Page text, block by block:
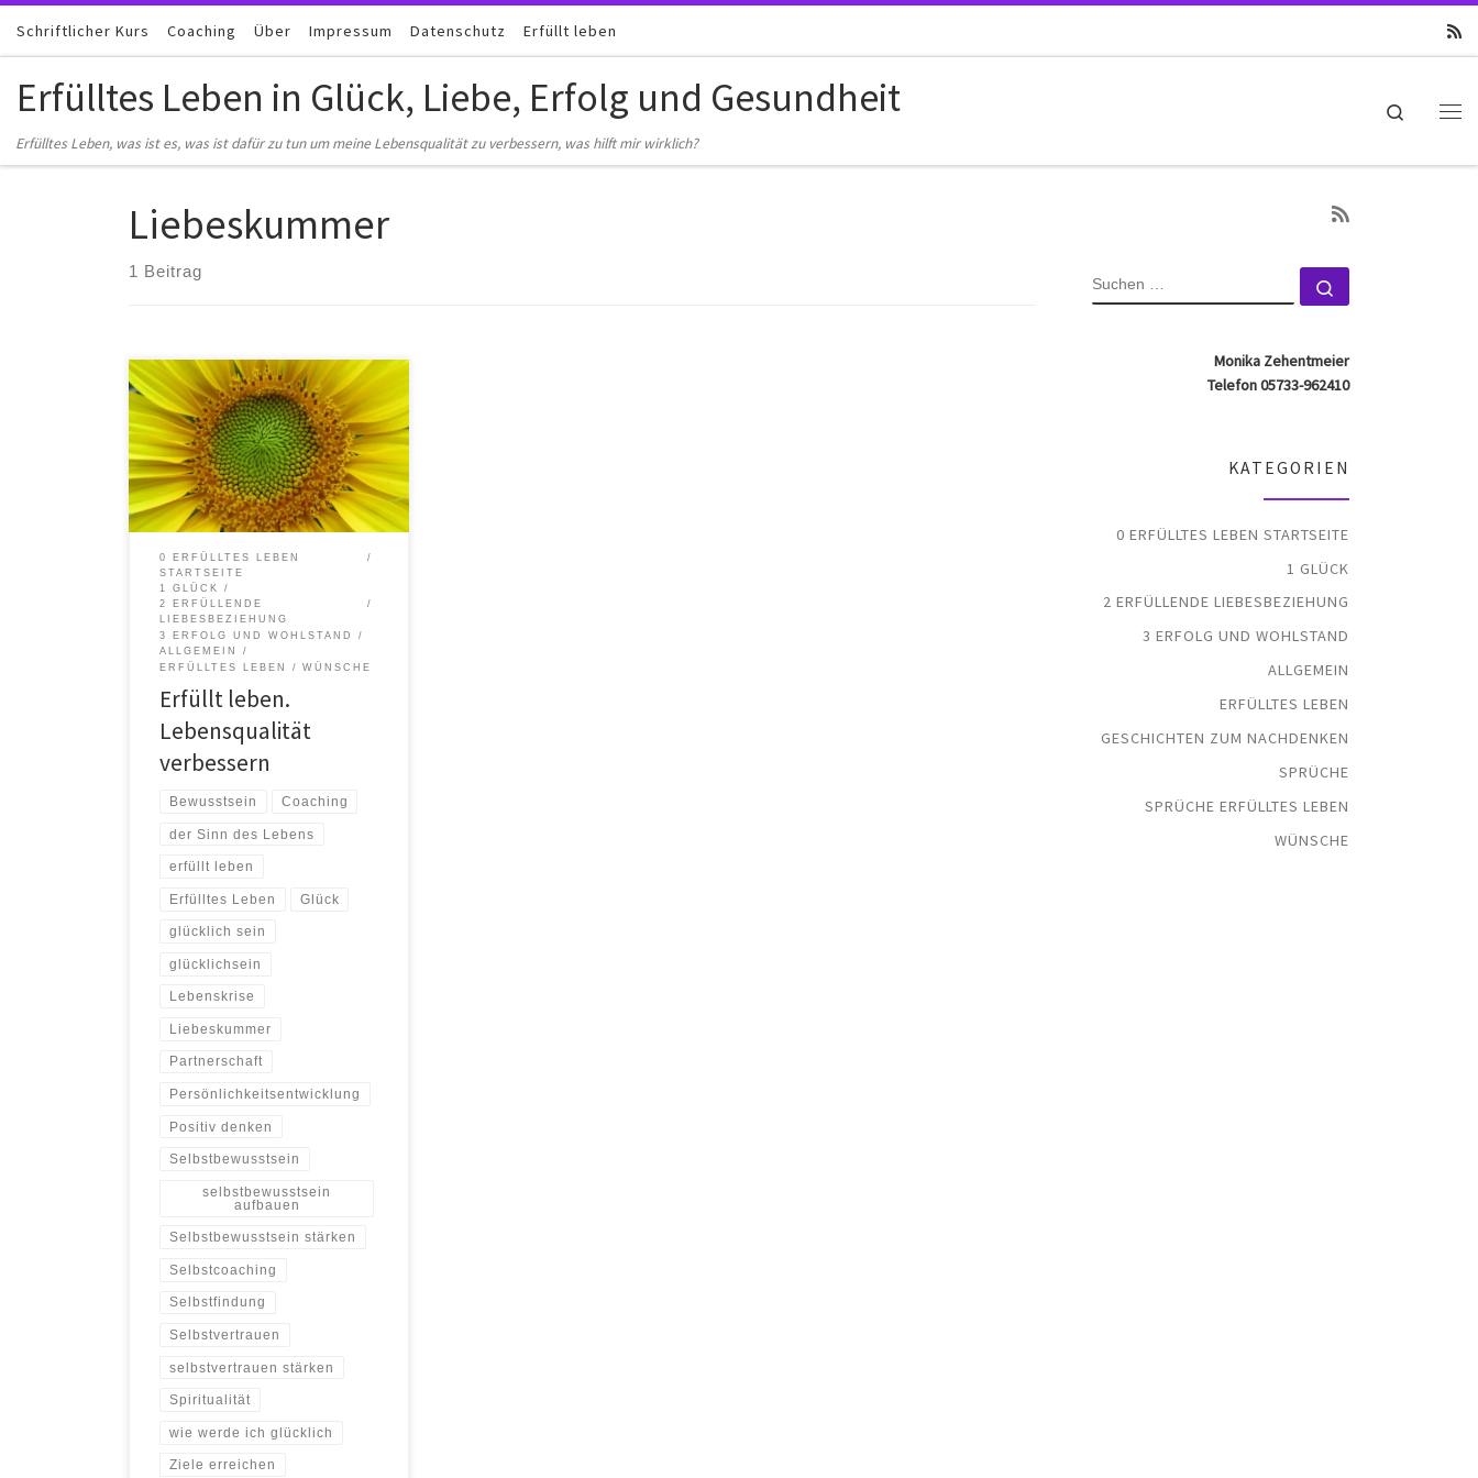
Zum Inhalt springen
Schriftlicher Kurs Coaching Über Impressum Datenschutz Erfüllt leben
Erfülltes Leben in Glück, Liebe, Erfolg und Gesundheit
Erfülltes Leben, was ist es, was ist dafür zu tun um meine Lebensqualität zu verbessern, was hilft mir wirklich?
Search
Liebeskummer
1 Beitrag
Erfüllt leben, was ist das, welche
wesentlichen Bereiche des Lebens
sollte ich anschauen um kontinuierlich
meine Lebensqualität zu verbessern?
Sie sind gerade auf der Suche nach
mehr Glück oder Liebe in Ihrem
Leben, oder möchten erfolgreicher
auszuführen, die Sie erfüllt und für Sie
so […]
0 ERFÜLLTES LEBEN
STARTSEITE
1 GLÜCK
2 ERFÜLLENDE
LIEBESBEZIEHUNG
3 ERFOLG UND WOHLSTAND
ALLGEMEIN
ERFÜLLTES LEBEN
WÜNSCHE
Erfüllt leben.
Lebensqualität
verbessern
Bewusstsein Coaching
der Sinn des Lebens
erfüllt leben
Erfülltes Leben Glück
glücklich sein
glücklichsein
Lebenskrise
Liebeskummer
Partnerschaft
Persönlichkeitsentwicklung
Positiv denken
Selbstbewusstsein
selbstbewusstsein
aufbauen
Selbstbewusstsein stärken
Selbstcoaching
Selbstfindung
Selbstvertrauen
selbstvertrauen stärken
Spiritualität
wie werde ich glücklich
Ziele erreichen
SUCHE
Monika Zehentmeier
Telefon 05733-962410
KATEGORIEN
0 ERFÜLLTES LEBEN STARTSEITE
1 GLÜCK
2 ERFÜLLENDE LIEBESBEZIEHUNG
3 ERFOLG UND WOHLSTAND
ALLGEMEIN
ERFÜLLTES LEBEN
GESCHICHTEN ZUM NACHDENKEN
SPRÜCHE
SPRÜCHE ERFÜLLTES LEBEN
WÜNSCHE